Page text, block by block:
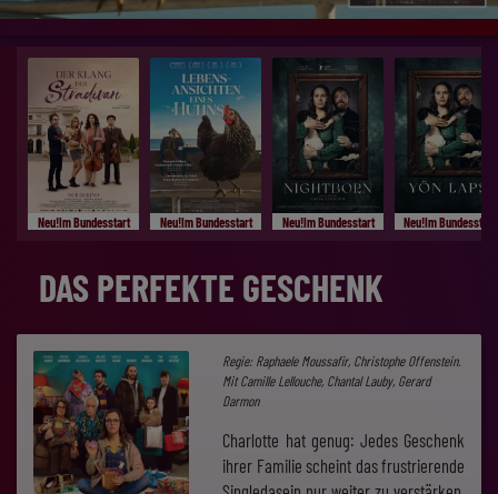
Neu!Im Bundesstart Neu!Im Bundesstart Neu!Im Bundesstart Neu!Im Bundesstart
DAS PERFEKTE GESCHENK
Regie: Raphaele Moussafir, Christophe Offenstein.
Mit Camille Lellouche, Chantal Lauby, Gerard
Darmon
Charlotte hat genug: Jedes Geschenk
ihrer Familie scheint das frustrierende